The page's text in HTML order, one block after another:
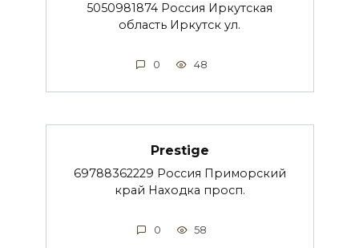
5050981874 Россия Иркутская
область Иркутск ул.
0 48
Prestige
69788362229 Россия Приморский
край Находка просп.
0 58